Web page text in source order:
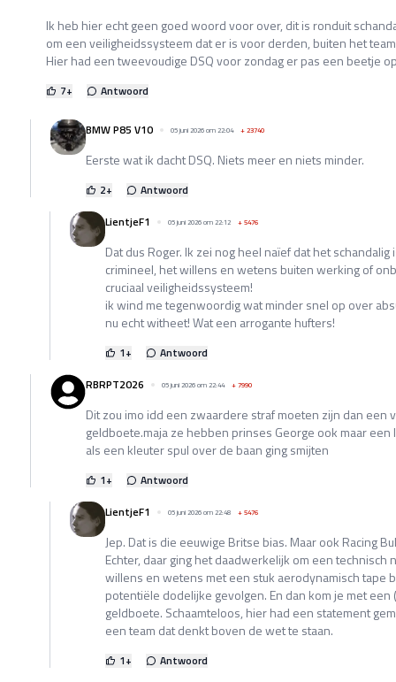
Ik heb hier echt geen goed woord voor over, dit is ronduit
om een veiligheidssysteem dat er is voor derden, buiten het
Hier had een tweevoudige DSQ voor zondag er pas een beetje
7+ Antwoord
BMW P85 V10 05 juni 2026 om 22:04 +23740
Eerste wat ik dacht DSQ. Niets meer en niets minder.
2+
Antwoord
LientjeF1
05 juni 2026 om 22:12 +5476
Dat dus Roger. Ik zei nog heel naïef dat het
crimineel, het willens en wetens buiten werking of
cruciaal veiligheidssysteem!
ik wind me tegenwoordig wat minder snel op over
nu echt witheet! Wat een arrogante hufters!
1+
Antwoord
RBRPT2026
05 juni 2026 om 22:44 +7990
Dit zou imo idd een zwaardere straf moeten zijn dan een
geldboete.maja ze hebben prinses George ook maar een
als een kleuter spul over de baan ging smijten
1+
Antwoord
LientjeF1
05 juni 2026 om 22:48 +5476
Jep. Dat is die eeuwige Britse bias. Maar ook Racing
Echter, daar ging het daadwerkelijk om een technisch
willens en wetens met een stuk aerodynamisch tape
potentiële dodelijke gevolgen. En dan kom je met
geldboete. Schaamteloos, hier had een statement
een team dat denkt boven de wet te staan.
1+
Antwoord